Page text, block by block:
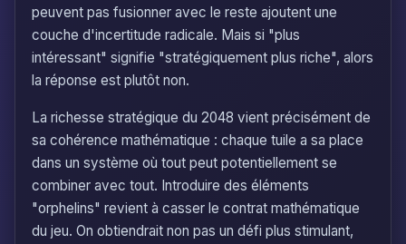
peuvent pas fusionner avec le reste ajoutent une
couche d'incertitude radicale. Mais si "plus
intéressant" signifie "stratégiquement plus riche", alors
la réponse est plutôt non.
La richesse stratégique du 2048 vient précisément de
sa cohérence mathématique : chaque tuile a sa place
dans un système où tout peut potentiellement se
combiner avec tout. Introduire des éléments
"orphelins" revient à casser le contrat mathématique
du jeu. On obtiendrait non pas un défi plus stimulant,